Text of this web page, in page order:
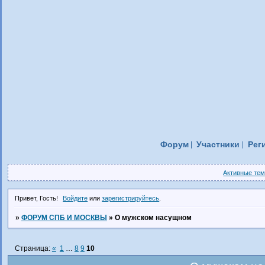
Форум Участники
Активные
Привет, Гость! Войдите илизарегистрируйтесь
» ФОРУМ СПБ И МОСКВЫ » О мужском насущном
Страница: « 1 … 8 9 10